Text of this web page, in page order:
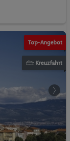
Top-Angebot
Kreuzfahrt